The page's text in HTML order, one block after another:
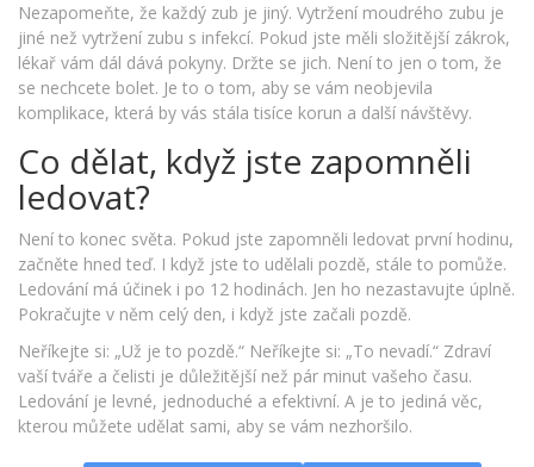
Nezapomeňte, že každý zub je jiný. Vytržení moudrého zubu je
jiné než vytržení zubu s infekcí. Pokud jste měli složitější zákrok,
lékař vám dál dává pokyny. Držte se jich. Není to jen o tom, že
se nechcete bolet. Je to o tom, aby se vám neobjevila
komplikace, která by vás stála tisíce korun a další návštěvy.
Co dělat, když jste zapomněli
ledovat?
Není to konec světa. Pokud jste zapomněli ledovat první hodinu,
začněte hned teď. I když jste to udělali pozdě, stále to pomůže.
Ledování má účinek i po 12 hodinách. Jen ho nezastavujte úplně.
Pokračujte v něm celý den, i když jste začali pozdě.
Neříkejte si: „Už je to pozdě.“ Neříkejte si: „To nevadí.“ Zdraví
vaší tváře a čelisti je důležitější než pár minut vašeho času.
Ledování je levné, jednoduché a efektivní. A je to jediná věc,
kterou můžete udělat sami, aby se vám nezhoršilo.